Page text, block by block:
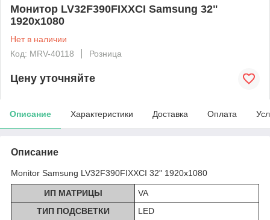
Монитор LV32F390FIXXCI Samsung 32"
1920x1080
Нет в наличии
Код: MRV-40118
Розница
Цену уточняйте
Описание Характеристики Доставка Оплата
Описание
Monitor Samsung LV32F390FIXXCI 32" 1920x1080
ИП МАТРИЦЫ
VA
ТИП ПОДСВЕТКИ
LED